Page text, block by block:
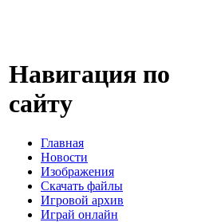
Навигация по
сайту
Главная
Новости
Изображения
Скачать файлы
Игровой архив
Играй онлайн